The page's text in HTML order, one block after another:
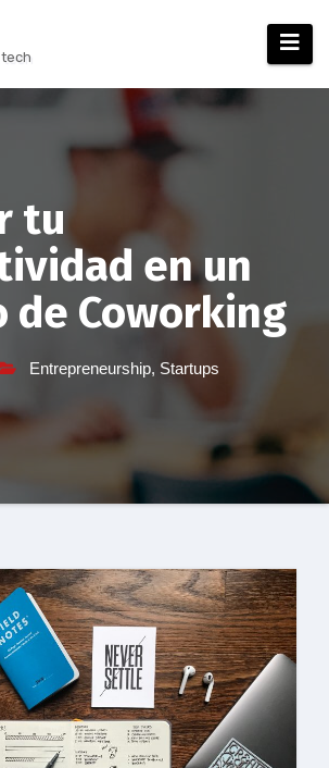
tu
en un
de Coworking
Entrepreneurship, Startups